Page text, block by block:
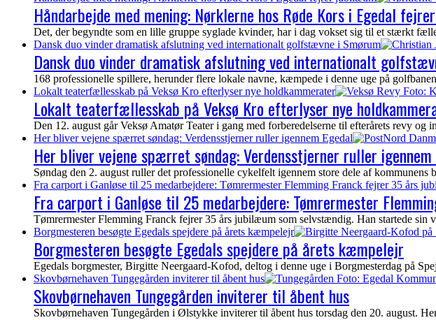
Håndarbejde med mening: Nørklerne hos Røde Kors i Egedal
Det, der begyndte som en lille gruppe syglade kvinder, har i dag vokset sig til et stærkt
Dansk duo vinder dramatisk afslutning ved internationalt golfstævne i Smørum
Dansk duo vinder dramatisk afslutning ved internationalt
168 professionelle spillere, herunder flere lokale navne, kæmpede i denne uge på
Lokalt teaterfællesskab på Veksø Kro efterlyser nye holdkammerater
Lokalt teaterfællesskab på Veksø Kro efterlyser nye
Den 12. august går Veksø Amatør Teater i gang med forberedelserne til efterårets revy
Her bliver vejene spærret søndag: Verdensstjerner ruller igennem Egedal
Her bliver vejene spærret søndag: Verdensstjerner ruller igennem
Søndag den 2. august ruller det professionelle cykelfelt igennem store dele af
Fra carport i Ganløse til 25 medarbejdere: Tømrermester Flemming Franck fejrer 35 års
Fra carport i Ganløse til 25 medarbejdere: Tømrermester
Tømrermester Flemming Franck fejrer 35 års jubilæum som selvstændig. Han startede sin
Borgmesteren besøgte Egedals spejdere på årets kæmpelejr
Borgmesteren besøgte Egedals spejdere på årets kæmpelejr
Egedals borgmester, Birgitte Neergaard-Kofod, deltog i denne uge i Borgmesterdag på
Skovbørnehaven Tungegården inviterer til åbent hus
Skovbørnehaven Tungegården inviterer til åbent hus
Skovbørnehaven Tungegården i Ølstykke inviterer til åbent hus torsdag den 20. august.